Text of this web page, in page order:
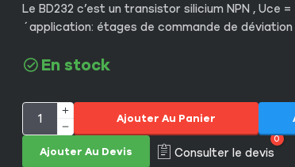
Le BD232 c’est un transistor silicium NPN , Uce =
´application: étages de commande de
En stock
Ajouter Au Panier
Ajouter Au Devis Consulter le devis
0